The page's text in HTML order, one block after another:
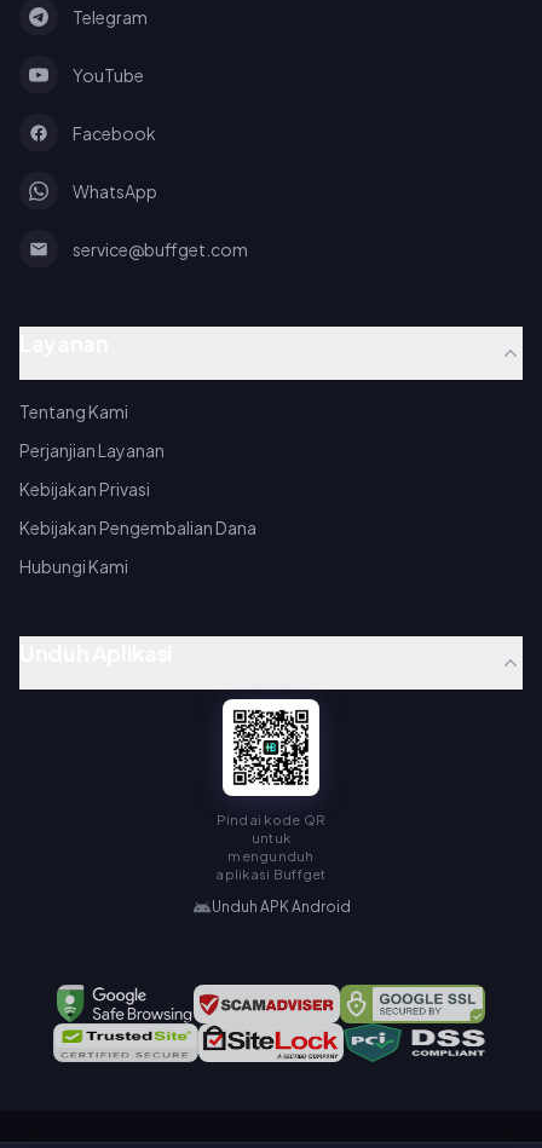
Telegram
YouTube
Facebook
WhatsApp
service@buffget.com
Tentang Kami
Perjanjian Layanan
Kebijakan Privasi
Kebijakan Pengembalian Dana
Hubungi Kami
Pindai kode QR
untuk
mengunduh
aplikasi Buffget
Unduh APK Android